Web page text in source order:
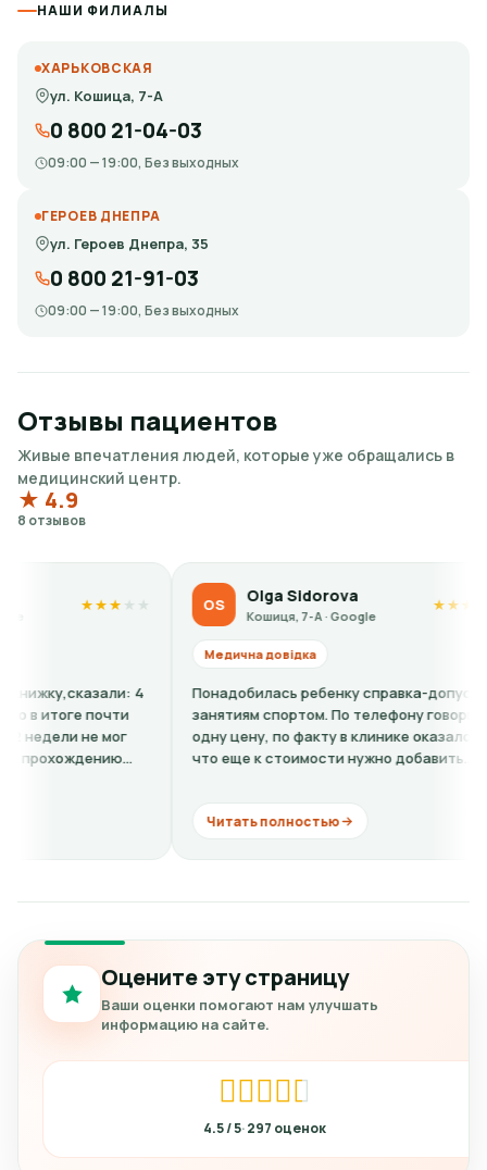
НАШИ ФИЛИАЛЫ
ХАРЬКОВСКАЯ
ул. Кошица, 7-А
0 800 21-04-03
09:00 — 19:00, Без выходных
ГЕРОЕВ ДНЕПРА
ул. Героев Днепра, 35
0 800 21-91-03
09:00 — 19:00, Без выходных
Отзывы пациентов
Живые впечатления людей, которые уже обращались в
медицинский центр.
★ 4.9
8 отзывов
Olga Sidorova
Кошиця, 7-А · Google
★★★★★
Понадобилась ребенку справка-допуск к
занятиям спортом. По телефону говорили
одну цену, по факту в клинике оказалось,
что еще к стоимости нужно добавить
Все
О. -
Отчитывает
видит,
Оцените эту страницу
Ваши оценки помогают нам улучшать
информацию на сайте.
4.5 297